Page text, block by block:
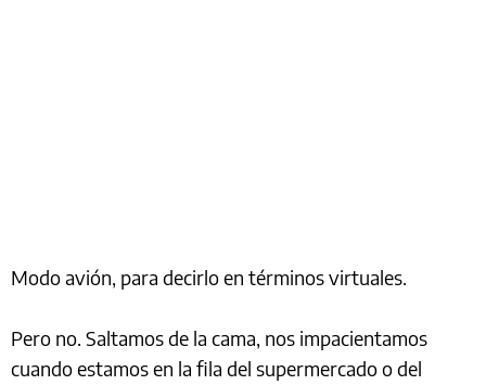
Modo avión, para decirlo en términos virtuales.
Pero no. Saltamos de la cama, nos impacientamos
cuando estamos en la fila del supermercado o del